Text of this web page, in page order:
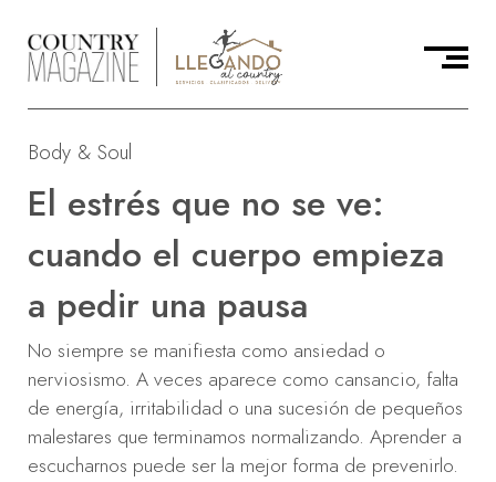
Body & Soul
El estrés que no se ve:
cuando el cuerpo empieza
a pedir una pausa
No siempre se manifiesta como ansiedad o
nerviosismo. A veces aparece como cansancio, falta
de energía, irritabilidad o una sucesión de pequeños
malestares que terminamos normalizando. Aprender a
escucharnos puede ser la mejor forma de prevenirlo.